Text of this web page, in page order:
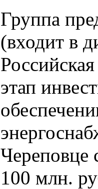
Группа
(входит в
этап
Череповце
100 млн.